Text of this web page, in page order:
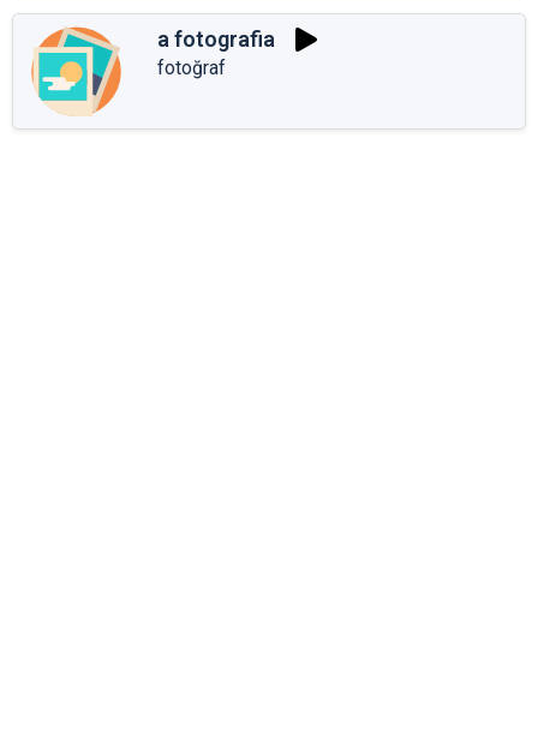
a fotografia
fotoğraf